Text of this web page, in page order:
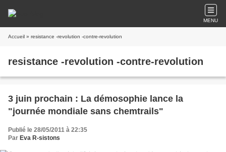
MENU
Accueil » resistance -revolution -contre-revolution
resistance -revolution -contre-revolution
3 juin prochain : La démosophie lance la
"journée mondiale sans chemtrails"
Publié le 28/05/2011 à 22:35
Par Eva R-sistons